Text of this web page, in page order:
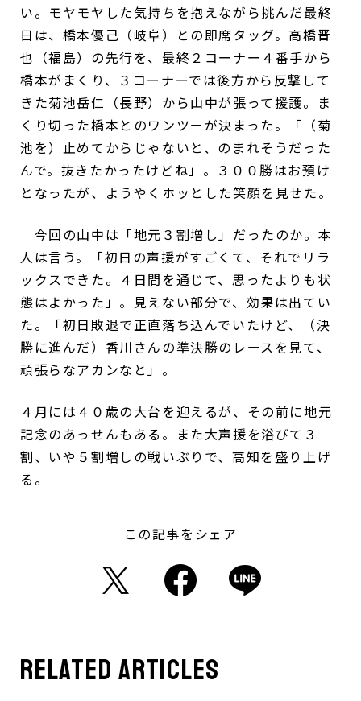
い。モヤモヤした気持ちを抱えながら挑んだ最終
日は、橋本優己（岐阜）との即席タッグ。高橋晋
也（福島）の先行を、最終２コーナー４番手から
橋本がまくり、３コーナーでは後方から反撃して
きた菊池岳仁（長野）から山中が張って援護。ま
くり切った橋本とのワンツーが決まった。「（菊
池を）止めてからじゃないと、のまれそうだった
んで。抜きたかったけどね」。３００勝はお預け
となったが、ようやくホッとした笑顔を見せた。
今回の山中は「地元３割増し」だったのか。本
人は言う。「初日の声援がすごくて、それでリラ
ックスできた。４日間を通じて、思ったよりも状
態はよかった」。見えない部分で、効果は出てい
た。「初日敗退で正直落ち込んでいたけど、（決
勝に進んだ）香川さんの準決勝のレースを見て、
頑張らなアカンなと」。
４月には４０歳の大台を迎えるが、その前に地元
記念のあっせんもある。また大声援を浴びて３
割、いや５割増しの戦いぶりで、高知を盛り上げ
る。
この記事をシェア
related articles